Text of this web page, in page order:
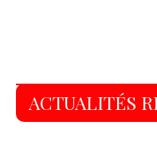
ACTUALITÉS